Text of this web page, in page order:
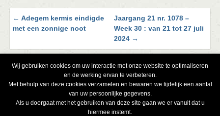
Wij gebruiken cookies om uw interactie met onze website te optimaliseren
en de werking ervan te verbeteren.
Met behulp van deze cookies verzamelen en bewaren we tijdelijk een aantal
van uw persoonlijke gegevens.
Als u doorgaat met het gebruiken van deze site gaan we er vanuit dat u
hiermee instemt.
Blader
de
berichten
← Adegem kermis eindigde
met een zonnige noot
Jaargang 21 nr. 1078 –
Week 30 : van 21 tot 27 juli
2024 →